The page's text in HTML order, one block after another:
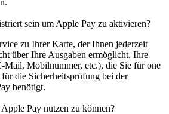
sein um Apple Pay zu aktivieren?
zu Ihrer Karte, der Ihnen jederzeit
über Ihre Ausgaben ermöglicht. Ihre
Mail, Mobilnummer, etc.), die Sie für one
die Sicherheitsprüfung bei der
benötigt.
Pay nutzen zu können?